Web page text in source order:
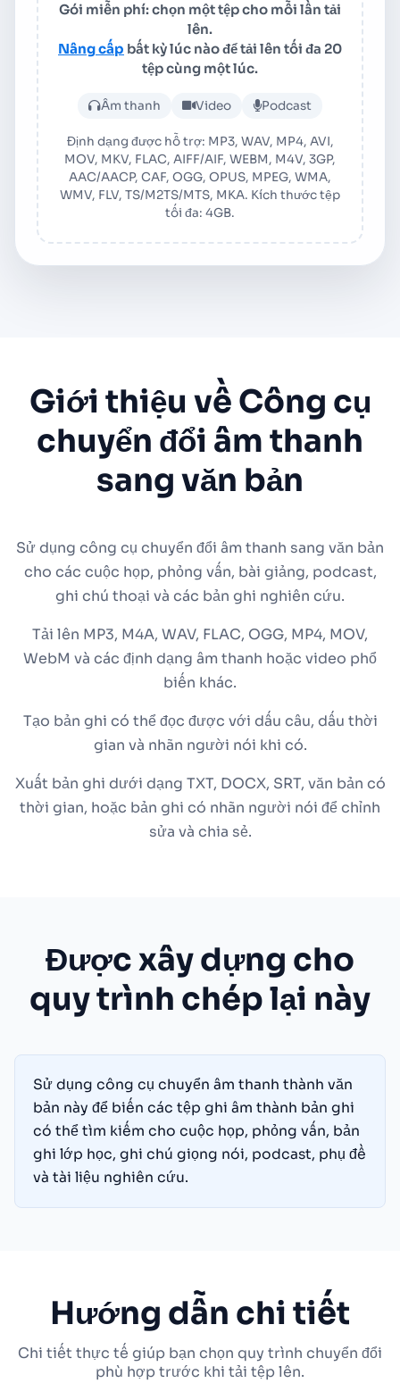
Gói miễn phí: chọn một tệp cho mỗi lần tải
lên.
Nâng cấp bất kỳ lúc nào để tải lên tối đa 20
tệp cùng một lúc.
Tải lên tệp âm thanh hoặc
Âm thanh Video Podcast
Định dạng được hỗ trợ: MP3, WAV, MP4, AVI,
MOV, MKV, FLAC, AIFF/AIF, WEBM, M4V, 3GP,
AAC/AACP, CAF, OGG, OPUS, MPEG, WMA,
WMV, FLV, TS/M2TS/MTS, MKA. Kích thước tệp
tối đa: 4GB.
Giới thiệu về Công cụ
chuyển đổi âm thanh
sang văn bản
Sử dụng công cụ chuyển đổi âm thanh sang văn bản
cho các cuộc họp, phỏng vấn, bài giảng, podcast,
ghi chú thoại và các bản ghi nghiên cứu.
Tải lên MP3, M4A, WAV, FLAC, OGG, MP4, MOV,
WebM và các định dạng âm thanh hoặc video phổ
biến khác.
Tạo bản ghi có thể đọc được với dấu câu, dấu thời
gian và nhãn người nói khi có.
Xuất bản ghi dưới dạng TXT, DOCX, SRT, văn bản có
thời gian, hoặc bản ghi có nhãn người nói để chỉnh
sửa và chia sẻ.
Được xây dựng cho
quy trình chép lại này
Sử dụng công cụ chuyển âm thanh thành văn
bản này để biến các tệp ghi âm thành bản ghi
có thể tìm kiếm cho cuộc họp, phỏng vấn, bản
ghi lớp học, ghi chú giọng nói, podcast, phụ đề
và tài liệu nghiên cứu.
Hướng dẫn chi tiết
Chi tiết thực tế giúp bạn chọn quy trình chuyển đổi
phù hợp trước khi tải tệp lên.